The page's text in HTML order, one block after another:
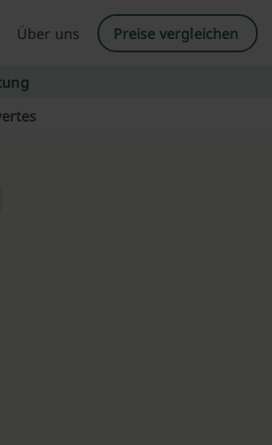
Über uns Preise vergleichen